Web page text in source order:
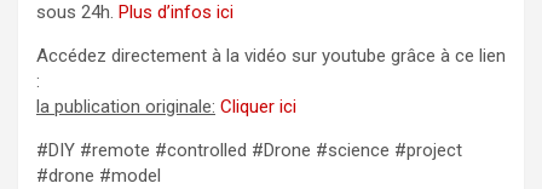
sous 24h. Plus d’infos ici
Accédez directement à la vidéo sur youtube grâce à ce lien
:
la publication originale: Cliquer ici
#DIY #remote #controlled #Drone #science #project
#drone #model